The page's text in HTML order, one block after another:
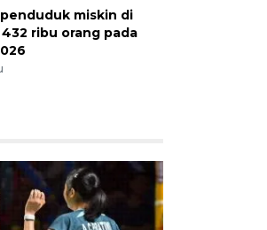
miskin di
ribu orang pada